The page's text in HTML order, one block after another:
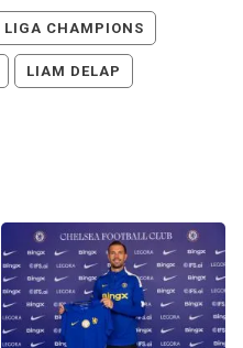
LIGA CHAMPIONS
LIAM DELAP